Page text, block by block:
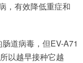
，有效降低重症和
道病毒，但EV-A71
以越早接种它越